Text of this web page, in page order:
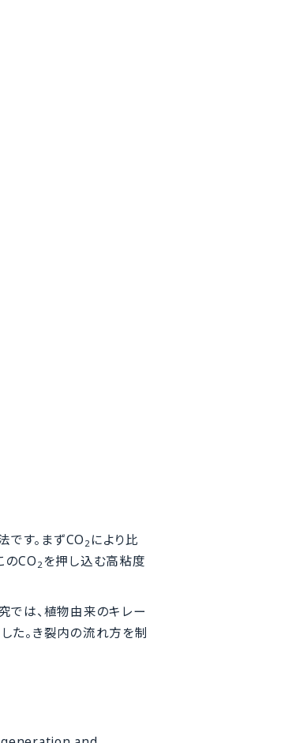
す。まずCO 2 により比
のCO 2を押し込む高粘度
では、植物由来のキレー
た。き裂内の流れ方を制